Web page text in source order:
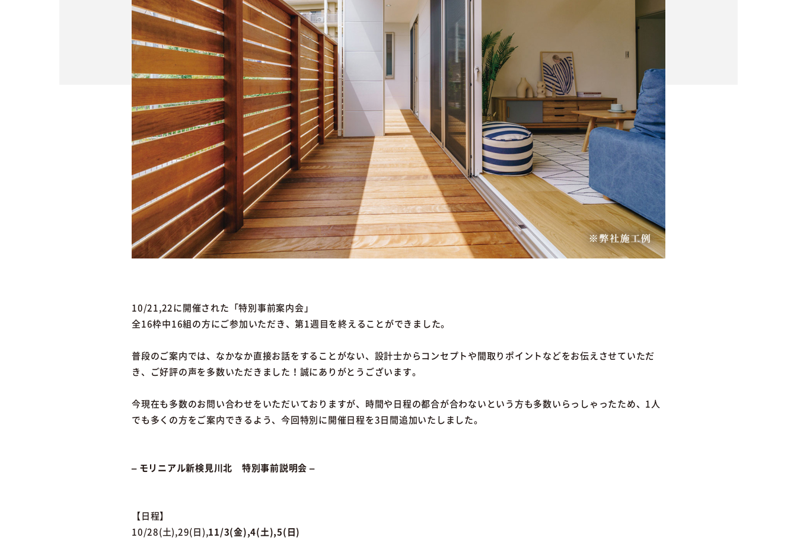
10/21,22に開催された「特別事前案内会」
全16枠中16組の方にご参加いただき、第1週目を終えることができました。
普段のご案内では、なかなか直接お話をすることがない、設計士からコンセプトや間取りポイントなどをお伝えさせていただ
き、ご好評の声を多数いただきました！誠にありがとうございます。
今現在も多数のお問い合わせをいただいておりますが、時間や日程の都合が合わないという方も多数いらっしゃったため、1人
でも多くの方をご案内できるよう、今回特別に開催日程を3日間追加いたしました。
– モリニアル新検見川北 特別事前説明会 –
【日程】
10/28(土),29(日),11/3(金),4(土),5(日)